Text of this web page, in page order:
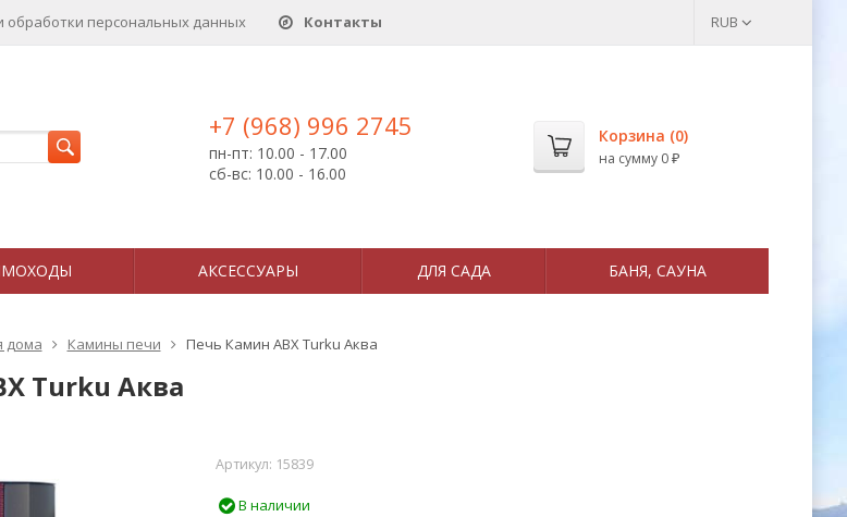
обработки персональных данныx Контакты RUB
+7 (968) 996 2745
пн-пт: 10.00 - 17.00
сб-вс: 10.00 - 16.00
Корзина (0)
на сумму 0 ₽
АКСЕССУАРЫ ДЛЯ САДА БАНЯ, САУНА
дома Камины печи Печь Камин ABX Turku Аква
Turku Аква
Артикул: 15839
В наличии